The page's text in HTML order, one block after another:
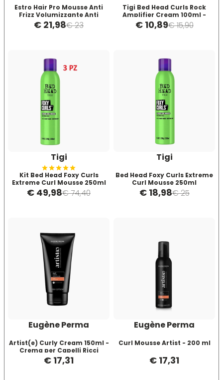
Hibros
Labor
Layla
Lisap
L'Oreal
LV3
Manic Panic
MAREB
MATRIX
Mia
Morgan's
Moroccanoil
Morocutti
Moser
Estro Hair Pro Mousse Anti
Frizz Volumizzante Anti
Crespo 300 ml
€ 21,98€ 23
Tigi Bed Head Curls Rock
Amplifier Cream 100ml -
crema per capelli ricci e
definiti
€ 10,89€ 15,90
Tigi
Kit Bed Head Foxy Curls
Extreme Curl Mousse 250ml
3pz
€ 49,98€ 74,40
Tigi
Bed Head Foxy Curls Extreme
Curl Mousse 250ml
€ 18,98€ 25
Eugène Perma
Artist(e) Curly Cream 150ml -
Crema per Capelli Ricci
Secchi
€ 17,31
Eugène Perma
Curl Mousse Artist - 200 ml
€ 17,31